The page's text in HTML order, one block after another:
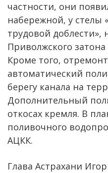
частности, они
набережной, у стелы
трудовой доблести»,
Приволжского
Кроме того,
автоматический
берегу канала на
Дополнительный
откосах кремля. В
поливочного
АЦКК.
Глава Астрахани